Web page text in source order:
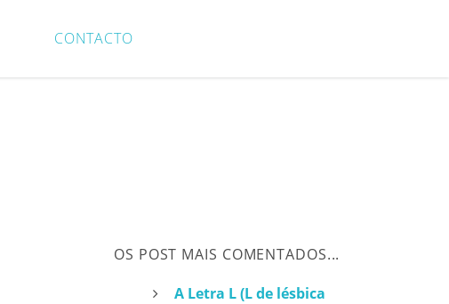
CONTACTO
OS POST MAIS COMENTADOS...
A Letra L (L de lésbica